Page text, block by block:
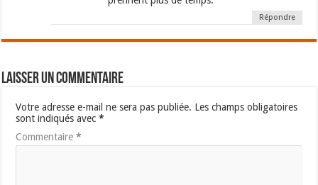
Répondre
Laisser un commentaire
Votre adresse e-mail ne sera pas publiée. Les champs obligatoires
sont indiqués avec*
Commentaire*